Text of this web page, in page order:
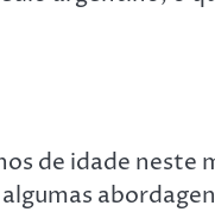
de idade neste